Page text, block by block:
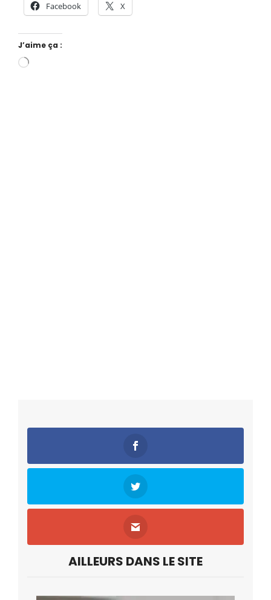
Facebook X
J’aime ça :
Chargement…
AILLEURS DANS LE SITE